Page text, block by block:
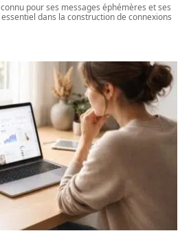
pour ses messages éphémères et ses
dans la construction de connexions